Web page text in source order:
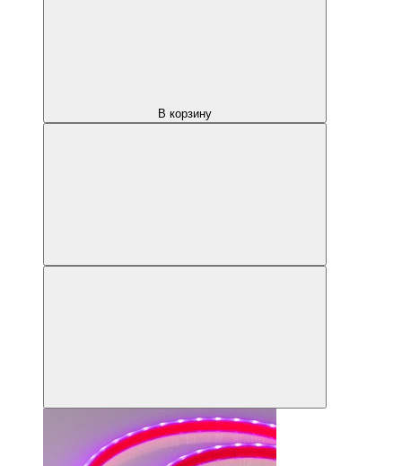
В корзину